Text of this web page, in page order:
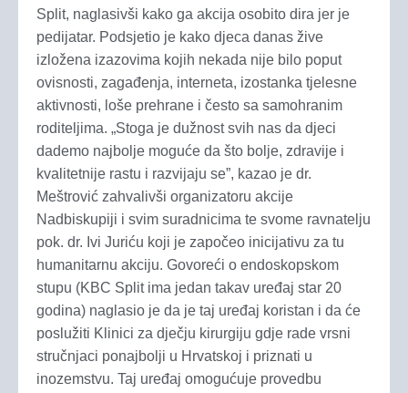
Split, naglasivši kako ga akcija osobito dira jer je
pedijatar. Podsjetio je kako djeca danas žive
izložena izazovima kojih nekada nije bilo poput
ovisnosti, zagađenja, interneta, izostanka tjelesne
aktivnosti, loše prehrane i često sa samohranim
roditeljima. „Stoga je dužnost svih nas da djeci
dademo najbolje moguće da što bolje, zdravije i
kvalitetnije rastu i razvijaju se”, kazao je dr.
Meštrović zahvalivši organizatoru akcije
Nadbiskupiji i svim suradnicima te svome ravnatelju
pok. dr. Ivi Juriću koji je započeo inicijativu za tu
humanitarnu akciju. Govoreći o endoskopskom
stupu (KBC Split ima jedan takav uređaj star 20
godina) naglasio je da je taj uređaj koristan i da će
poslužiti Klinici za dječju kirurgiju gdje rade vrsni
stručnjaci ponajbolji u Hrvatskoj i priznati u
inozemstvu. Taj uređaj omogućuje provedbu